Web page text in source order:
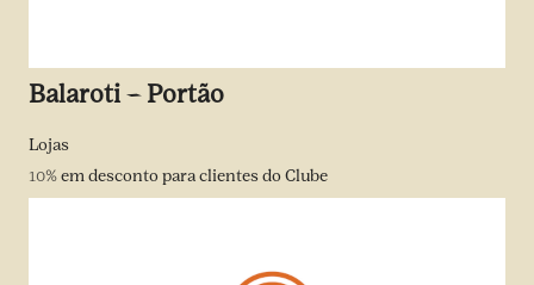
Balaroti – Portão
Lojas
10%em desconto para clientes do Clube